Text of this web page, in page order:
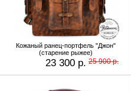
Кожаный ранец-портфель "Джон"
(старение рыжее)
23 300 р. 25 900 р.